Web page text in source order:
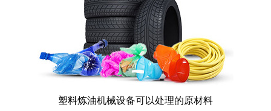
塑料炼油机械设备可以处理的原材料